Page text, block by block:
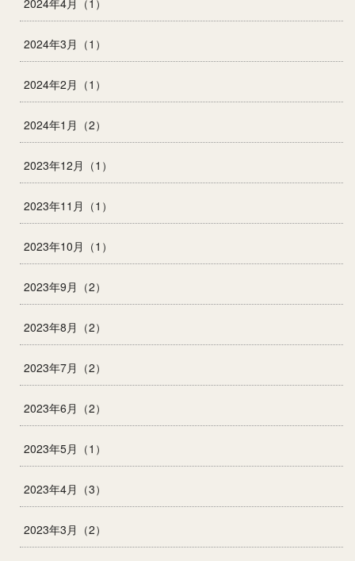
2024年4月（1）
2024年3月（1）
2024年2月（1）
2024年1月（2）
2023年12月（1）
2023年11月（1）
2023年10月（1）
2023年9月（2）
2023年8月（2）
2023年7月（2）
2023年6月（2）
2023年5月（1）
2023年4月（3）
2023年3月（2）